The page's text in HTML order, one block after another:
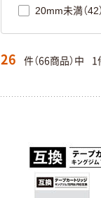
20mm未満（42）
26 件（66商品）中 1